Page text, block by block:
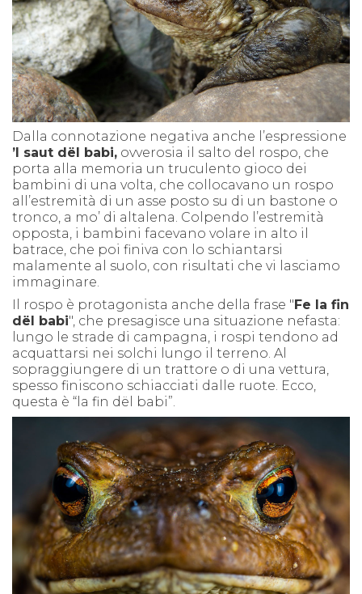
Dalla connotazione negativa anche l’espressione
’l saut dël babi, ovverosia il salto del rospo, che
porta alla memoria un truculento gioco dei
bambini di una volta, che collocavano un rospo
all’estremità di un asse posto su di un bastone o
tronco, a mo’ di altalena. Colpendo l’estremità
opposta, i bambini facevano volare in alto il
batrace, che poi finiva con lo schiantarsi
malamente al suolo, con risultati che vi lasciamo
immaginare.
Il rospo è protagonista anche della frase "Fe la fin
dël babi", che presagisce una situazione nefasta:
lungo le strade di campagna, i rospi tendono ad
acquattarsi nei solchi lungo il terreno. Al
sopraggiungere di un trattore o di una vettura,
spesso finiscono schiacciati dalle ruote. Ecco,
questa è “la fin dël babi”.